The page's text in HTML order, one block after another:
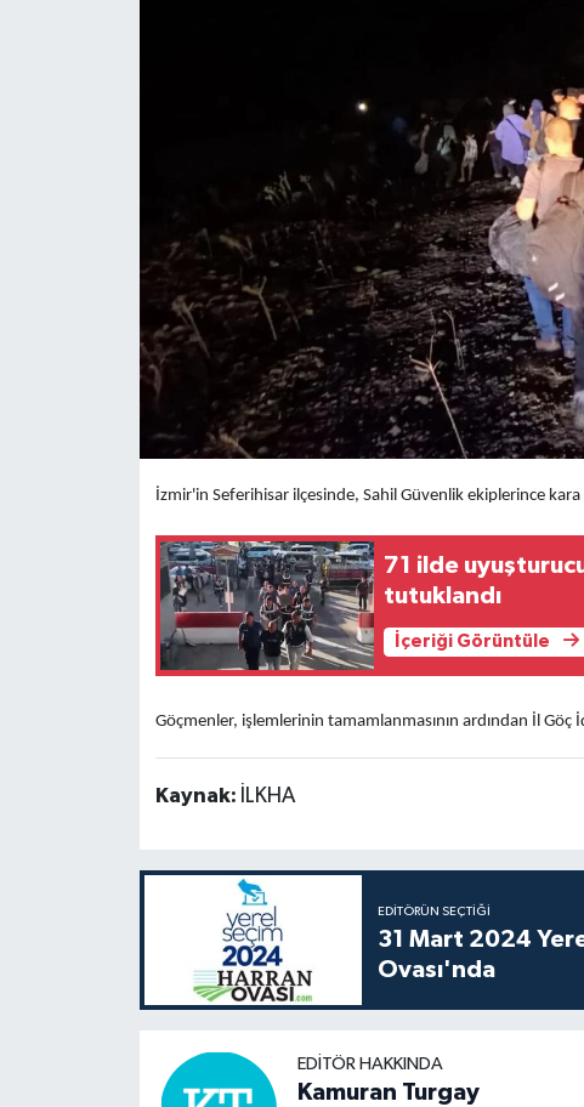
İzmir'in Seferihisar ilçesinde, Sahil Güvenlik ekiplerince
71 ilde
tutuklandı
İçeriği Görüntüle
Göçmenler, işlemlerinin tamamlanmasının ardından İl
Kaynak: İLKHA
EDITÖRÜN SEÇTIĞI
31 Mart 2024
Ovası'nda
EDITÖR HAKKINDA
Kamuran Turgay